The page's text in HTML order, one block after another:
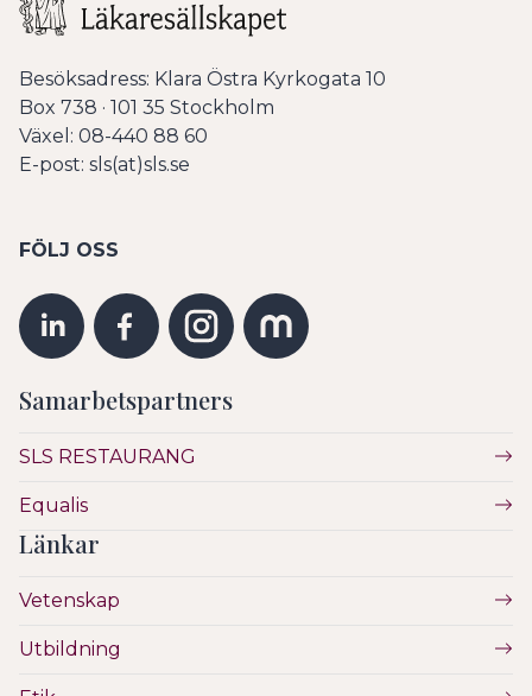
Besöksadress: Klara Östra Kyrkogata 10
Box 738 · 101 35 Stockholm
Växel: 08-440 88 60
E-post: sls(at)sls.se
FÖLJ OSS
Samarbetspartners
SLS RESTAURANG
Equalis
Länkar
Vetenskap
Utbildning